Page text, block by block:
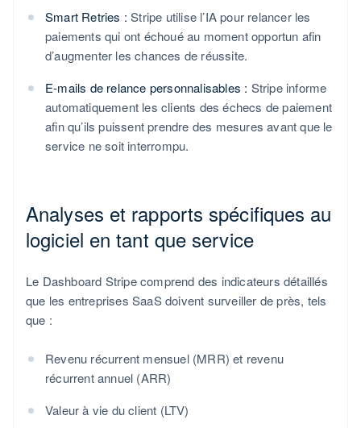
Smart Retries : Stripe utilise l’IA pour relancer les
paiements qui ont échoué au moment opportun afin
d’augmenter les chances de réussite.
E-mails de relance personnalisables : Stripe informe
automatiquement les clients des échecs de paiement
afin qu’ils puissent prendre des mesures avant que le
service ne soit interrompu.
Analyses et rapports spécifiques au
logiciel en tant que service
Le Dashboard Stripe comprend des indicateurs détaillés
que les entreprises SaaS doivent surveiller de près, tels
que :
Revenu récurrent mensuel (MRR) et revenu
récurrent annuel (ARR)
Valeur à vie du client (LTV)